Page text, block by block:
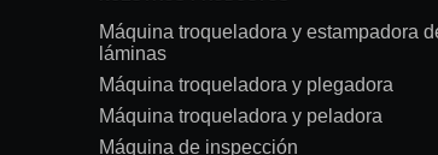
Máquina troqueladora y estampadora
láminas
Máquina troqueladora y plegadora
Máquina troqueladora y peladora
Máquina de inspección